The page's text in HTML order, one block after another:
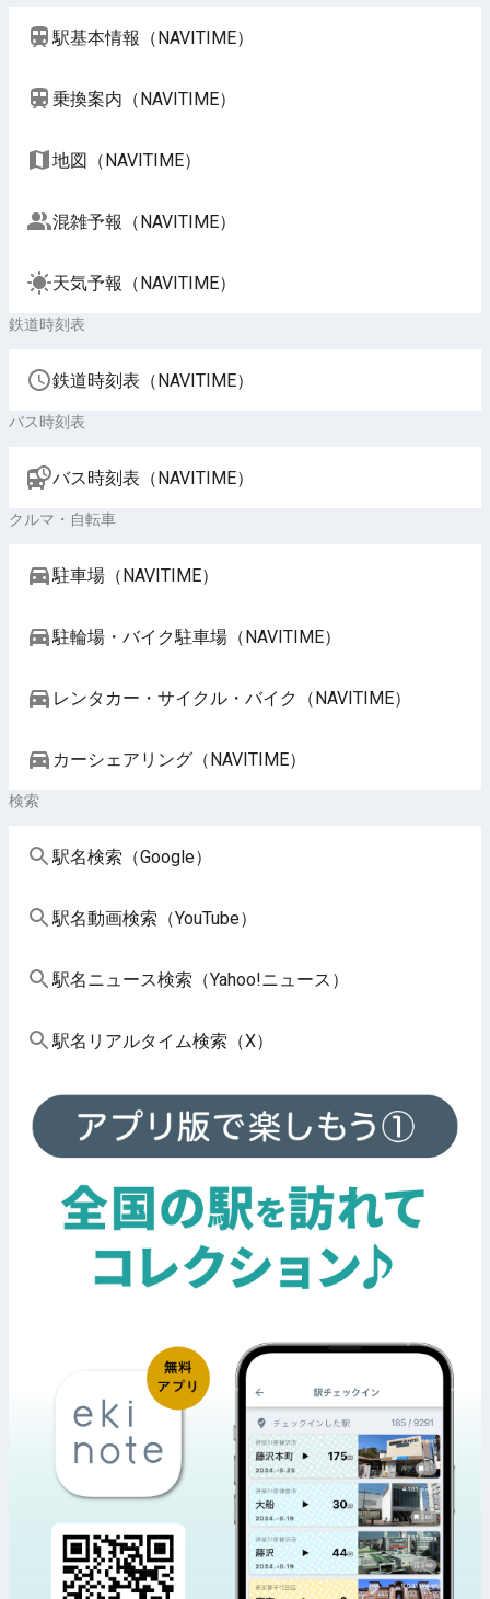
駅基本情報（NAVITIME）
乗換案内（NAVITIME）
地図（NAVITIME）
混雑予報（NAVITIME）
天気予報（NAVITIME）
鉄道時刻表
鉄道時刻表（NAVITIME）
バス時刻表
バス時刻表（NAVITIME）
クルマ・自転車
駐車場（NAVITIME）
駐輪場・バイク駐車場（NAVITIME）
レンタカー・サイクル・バイク（NAVITIME）
カーシェアリング（NAVITIME）
検索
駅名検索（Google）
駅名動画検索（YouTube）
駅名ニュース検索（Yahoo!ニュース）
駅名リアルタイム検索（X）